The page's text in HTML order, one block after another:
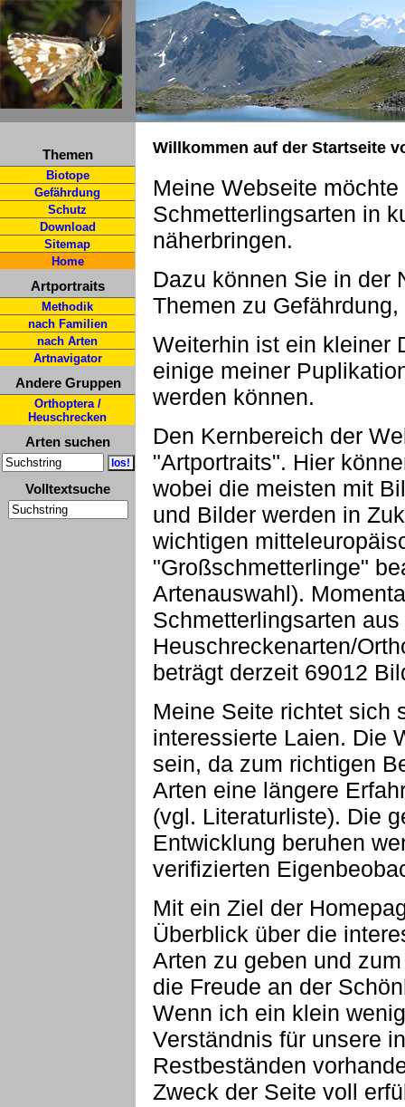
Themen
Biotope
Gefährdung
Schutz
Download
Sitemap
Home
Artportraits
Methodik
nach Familien
nach Arten
Artnavigator
Andere Gruppen
Orthoptera /
Heuschrecken
Arten suchen
Volltextsuche
Willkommen auf der Startseite
Meine Webseite
Schmetterlingsarten in
näherbringen.
Dazu können Sie in der
Themen zu
Weiterhin ist ein kleiner
einige meiner
werden können.
Den Kernbereich der
"Artportraits". Hier
wobei die meisten mit
und Bilder werden in
wichtigen
"Großschmetterlinge"
Artenauswahl).
Schmetterlingsarten
Heuschreckenarten/
beträgt derzeit 69012
Meine Seite richtet sich
interessierte Laien. Die
sein, da zum richtigen
Arten eine längere
(vgl. Literaturliste). Die
Entwicklung beruhen
verifizierten
Mit ein Ziel der
Überblick über die
Arten zu geben und
die Freude an der
Wenn ich ein klein
Verständnis für unsere
Restbeständen
Zweck der Seite voll